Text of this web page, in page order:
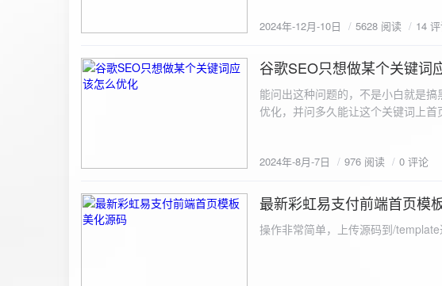
2024年-12月-10日 5628 阅读 14
2024-8-7
谷歌SEO只想做某个关键词
能问出这种问题的，不是小白就是
优化，并问多久能让这个关键词上
2024年-8月-7日 976 阅读 0 评论
2024-6-23
最新彩虹易支付前端首页模
操作非常简单，上传源码到/